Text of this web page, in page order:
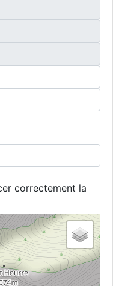
correctement la